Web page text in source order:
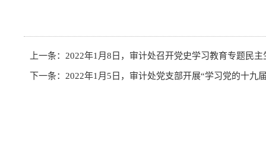
上一条： 2022年1月8日，审计处召开党史学习教育专题民主
下一条： 2022年1月5日，审计处党支部开展“学习党的十九